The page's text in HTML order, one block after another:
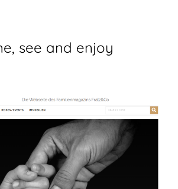
see and enjoy